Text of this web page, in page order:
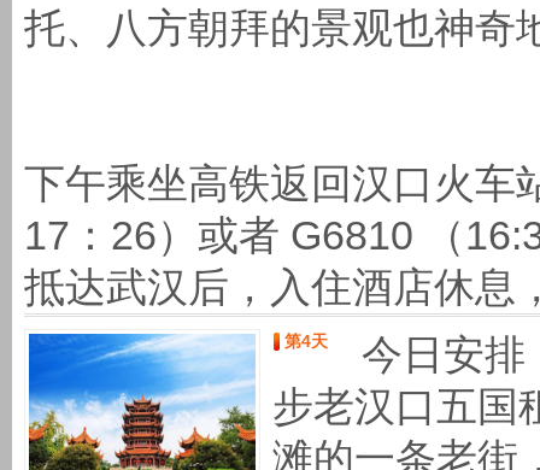
托、八方朝拜的景观也神奇
下午乘坐高铁返回汉口火
17：26）或者 G6810 （
抵达武汉后，入住酒店休息
第4天
今日安排
步老汉口五国
滩的一条老街